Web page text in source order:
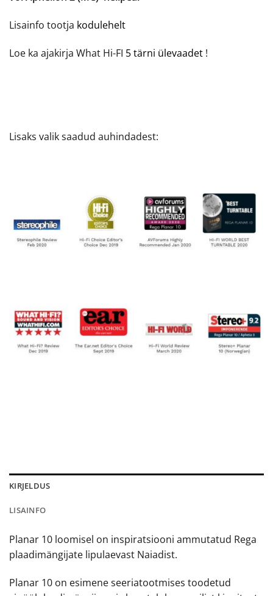
Lisainfo tootja kodulehelt
Loe ka ajakirja What Hi-FI 5 tärni ülevaadet !
Lisaks valik saadud auhindadest:
KIRJELDUS
LISAINFO
Planar 10 loomisel on inspiratsiooni ammutatud Rega
plaadimängijate lipulaevast Naiadist.
Planar 10 on esimene seeriatootmises toodetud